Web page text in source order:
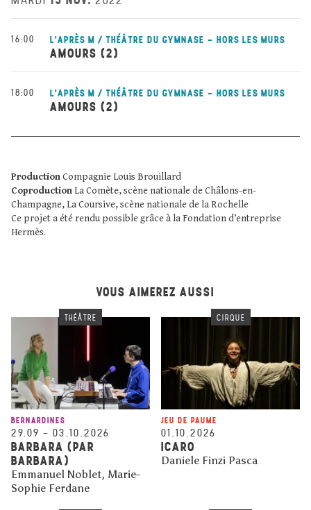
16:00 L'APRÈS M / THÉÂTRE DU GYMNASE - HORS LES MURS
AMOURS (2)
18:00 L'APRÈS M / THÉÂTRE DU GYMNASE - HORS LES MURS
AMOURS (2)
ProductionCompagnie Louis Brouillard
Coproduction La Comète, scène nationale de Châlons-en-
Champagne, La Coursive, scène nationale de la Rochelle
Ce projet a été rendu possible grâce à la Fondation d’entreprise
Hermès.
VOUS AIMEREZ AUSSI
THÉÂTRE
BERNARDINES
29.09 – 03.10.2026
BARBARA (PAR
BARBARA)
Emmanuel Noblet, Marie-
Sophie Ferdane
CIRQUE
JEU DE PAUME
01.10.2026
ICARO
Daniele Finzi Pasca